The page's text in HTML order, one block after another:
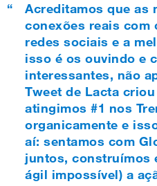
Acreditamos que as
conexões reais com
redes sociais e a
isso é os ouvindo e
interessantes, não
Tweet de Lacta
atingimos #1 nos
organicamente e
aí: sentamos com
juntos, construímos
ágil impossível) a